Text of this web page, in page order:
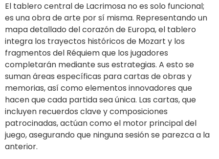
El tablero central de Lacrimosa no es solo funcional;
es una obra de arte por sí misma. Representando un
mapa detallado del corazón de Europa, el tablero
integra los trayectos históricos de Mozart y los
fragmentos del Réquiem que los jugadores
completarán mediante sus estrategias. A esto se
suman áreas específicas para cartas de obras y
memorias, así como elementos innovadores que
hacen que cada partida sea única. Las cartas, que
incluyen recuerdos clave y composiciones
patrocinadas, actúan como el motor principal del
juego, asegurando que ninguna sesión se parezca a la
anterior.